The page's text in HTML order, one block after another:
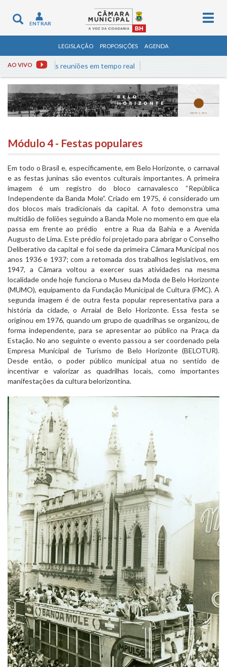
Toggle
navigation
ENTRAR
LEGISLAÇÃO PROPOSIÇÕES AGENDA
AO VIVO
às reuniões em tempo real
Módulo 4 - Festas populares
Em todo o Brasil e, especificamente, em Belo Horizonte, o carnaval
e as festas juninas são eventos culturais importantes. A primeira
imagem é um registro do bloco carnavalesco “República
Independente da Banda Mole”. Criado em 1975, é considerado um
dos blocos mais tradicionais da capital. A foto demonstra uma
multidão de foliões seguindo a Banda Mole no momento em que ela
passa em frente ao prédio entre a Rua da Bahia e a Avenida
Augusto de Lima. Este prédio foi projetado para abrigar o Conselho
Deliberativo da capital e foi sede da primeira Câmara Municipal nos
anos 1936 e 1937; com a retomada dos trabalhos legislativos, em
1947, a Câmara voltou a exercer suas atividades na mesma
localidade onde hoje funciona o Museu da Moda de Belo Horizonte
(MUMO), equipamento da Fundação Municipal de Cultura (FMC). A
segunda imagem é de outra festa popular representativa para a
história da cidade, o Arraial de Belo Horizonte. Essa festa se
originou em 1976, quando um grupo de quadrilhas se organizou, de
forma independente, para se apresentar ao público na Praça da
Estação. No ano seguinte o evento passou a ser coordenado pela
Empresa Municipal de Turismo de Belo Horizonte (BELOTUR).
Desde então, o poder público municipal atua no sentido de
incentivar e valorizar as quadrilhas locais, como importantes
manifestações da cultura belorizontina.